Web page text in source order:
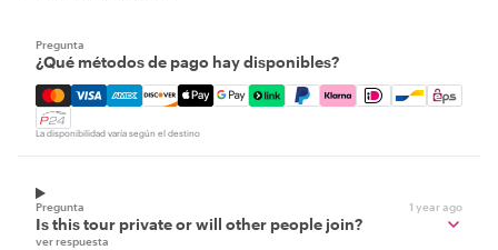
Pregunta
¿Qué métodos de pago hay disponibles?
Mastercard, Visa, Amex, Discover, Apple Pay, Google
La disponibilidad varía según el destino
Pregunta 1 year ago
Is this tour private or will other people join?
ver respuesta